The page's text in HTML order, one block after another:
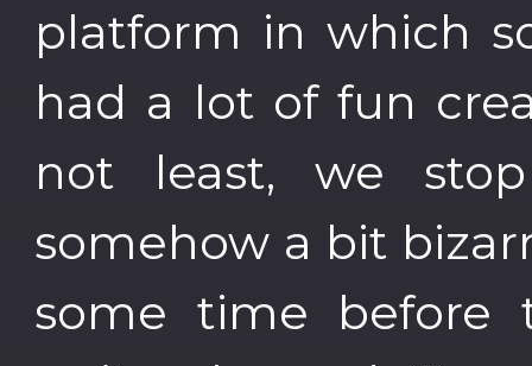
platform in which
had a lot of fun
not least, we
somehow a bit
some time before